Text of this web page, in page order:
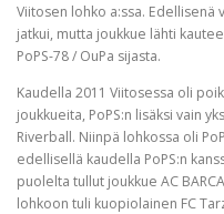
GALLERIA
Viitosen lohko a:ssa. Edellisenä
jatkui, mutta joukkue lähti
PoPS-78 / OuPa sijasta.
Kaudella 2011 Viitosessa oli
joukkueita, PoPS:n lisäksi vain
Riverball. Niinpä lohkossa oli
edellisellä kaudella PoPS:n
puolelta tullut joukkue AC
lohkoon tuli kuopiolainen FC